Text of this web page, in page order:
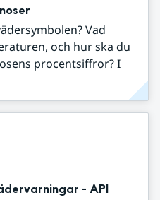
Vad
och hur ska du
procentsiffror? I
- API